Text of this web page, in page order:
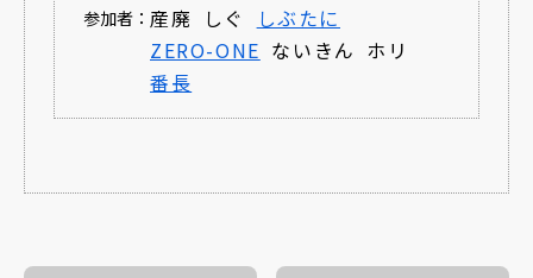
参加者： 産廃 しぐ
しぶたに
ZERO-ONE ないきん ホリ
番長